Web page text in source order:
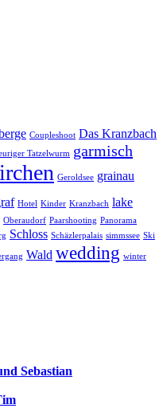
Coupleshoot Das Kranzbach
Tatzelwurm garmisch
Geroldsee grainau
Hotel Kinder Kranzbach lake
Oberaudorf Paarshooting Panorama
Schloss Schäzlerpalais simmssee Ski
Wald wedding winter
Sebastian